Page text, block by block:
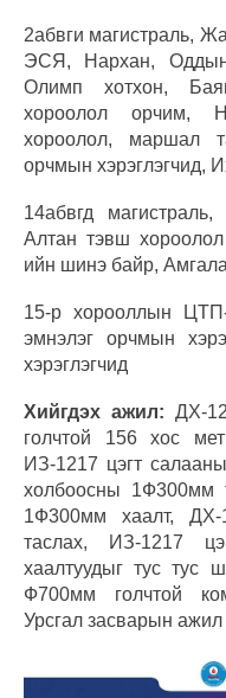
2абвги магистраль,
ЭСЯ, Нархан, Оддын
Олимп хотхон,
хороолол орчим,
хороолол, маршал
орчмын хэрэглэгчид,
14абвгд
Алтан тэвш
ийн шинэ байр,
15-р хорооллын
эмнэлэг орчмын
хэрэглэгчид
Хийгдэх ажил: ДХ-
голчтой 156 хос
ИЗ-1217 цэгт
холбоосны 1Ф300мм
1Ф300мм хаалт,
таслах, ИЗ-1217
хаалтуудыг тус тус
Ф700мм голчтой
Урсгал засварын ажил